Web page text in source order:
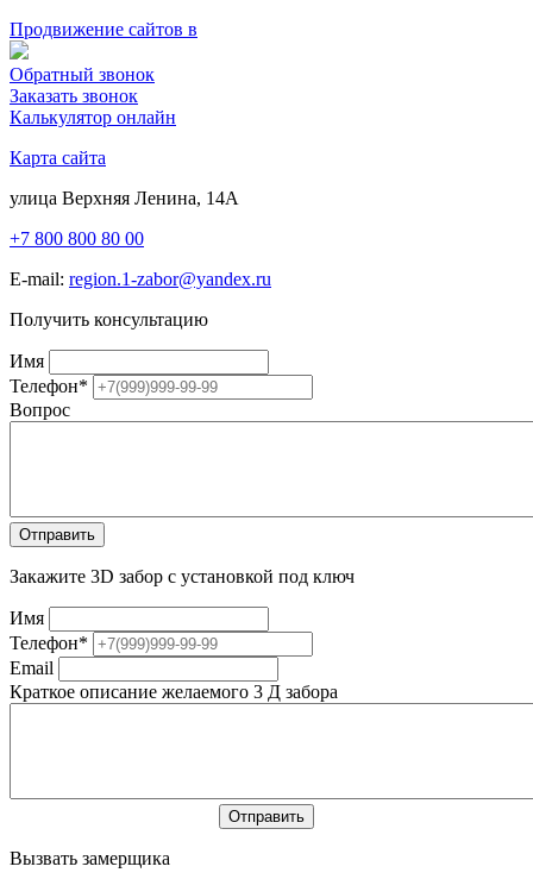
Продвижение сайтов в
Обратный звонок
Заказать звонок
Калькулятор онлайн
Карта сайта
улица Верхняя Ленина, 14А
+7 800 800 80 00
E-mail: region.1-zabor@yandex.ru
Получить консультацию
Имя
Телефон*
Вопрос
Закажите 3D забор с установкой под ключ
Имя
Телефон*
Email
Краткое описание желаемого 3 Д забора
Вызвать замерщика